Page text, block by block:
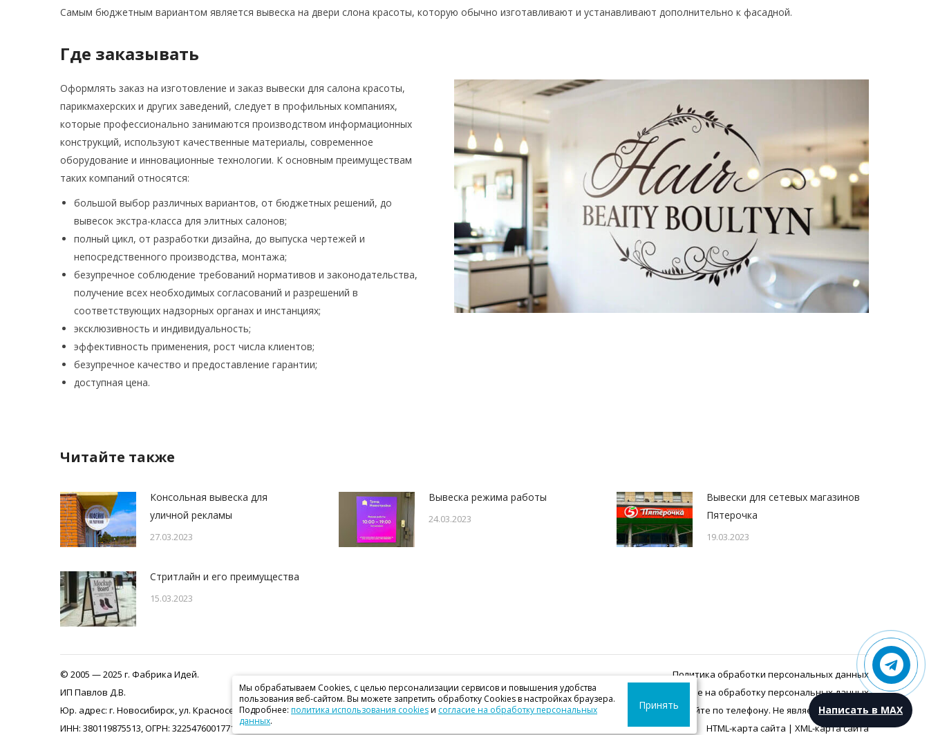
Мы обрабатываем Cookies, с целью персонализации сервисов и повышения удобства
пользования веб-сайтом. Вы можете запретить обработку Cookies в настройках браузера.
Подробнее: политика использования cookiesи согласие на обработку персональных
данных.
Принять
Самым бюджетным вариантом является вывеска на двери слона красоты, которую обычно изготавливают и устанавливают дополнительно к фасадной.
Где заказывать
Оформлять заказ на изготовление и заказ вывески для салона красоты,
парикмахерских и других заведений, следует в профильных компаниях,
которые профессионально занимаются производством информационных
конструкций, используют качественные материалы, современное
оборудование и инновационные технологии. К основным преимуществам
таких компаний относятся:
большой выбор различных вариантов, от бюджетных решений, до
вывесок экстра-класса для элитных салонов;
полный цикл, от разработки дизайна, до выпуска чертежей и
непосредственного производства, монтажа;
безупречное соблюдение требований нормативов и законодательства,
получение всех необходимых согласований и разрешений в
соответствующих надзорных органах и инстанциях;
эксклюзивность и индивидуальность;
эффективность применения, рост числа клиентов;
безупречное качество и предоставление гарантии;
доступная цена.
Читайте также
Консольная вывеска для
уличной рекламы
27.03.2023
Вывеска режима работы
24.03.2023
Вывески для сетевых магазинов
Пятерочка
19.03.2023
Стритлайн и его преимущества
15.03.2023
© 2005 — 2025 г. Фабрика Идей.
ИП Павлов Д.В.
Юр. адрес: г. Новосибирск, ул. Красносельская, дом 6/1, кв. 378
ИНН: 380119875513, ОГРН: 322547600177162 Ул. Гаранина 15
Политика обработки персональных данных
Согласие на обработку персональных данных
Актуальные цены и условий акции уточняйте по телефону. Не является офертой.
HTML-карта сайта | XML-карта сайта
Написать в MAX